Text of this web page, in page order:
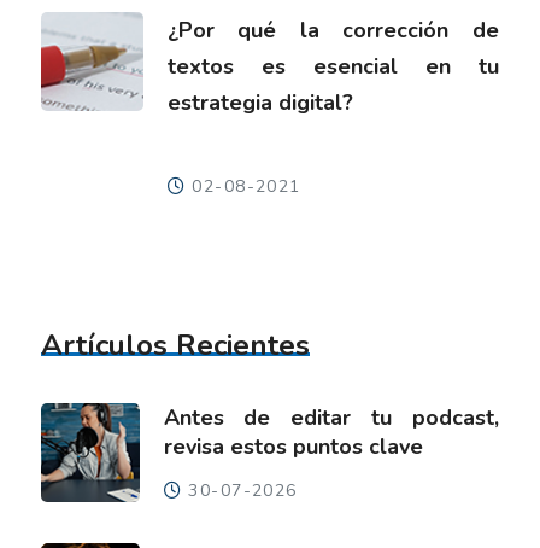
¿Por qué la corrección de
textos es esencial en tu
estrategia digital?
02-08-2021
Artículos Recientes
Antes de editar tu podcast,
revisa estos puntos clave
30-07-2026